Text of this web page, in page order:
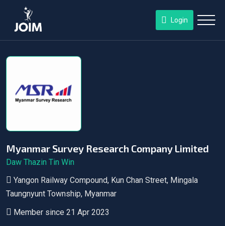
Login
Myanmar Survey Research Company Limited
Daw Thazin Tin Win
Yangon Railway Compound, Kun Chan Street, Mingala
Taungnyunt Township, Myanmar
Member since 21 Apr 2023